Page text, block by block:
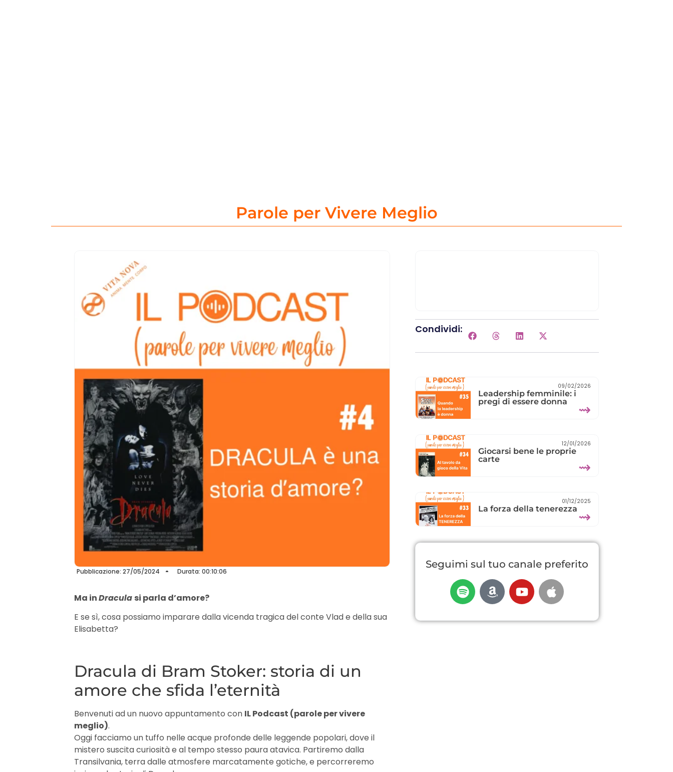
Parole per Vivere Meglio
Pubblicazione: 27/05/2024 Durata: 00:10:06
Ma inDracula si parla d’amore?
E se sì, cosa possiamo imparare dalla vicenda tragica del conte Vlad e della sua
Elisabetta?
Dracula di Bram Stoker: storia di un
amore che sfida l’eternità
Benvenuti ad un nuovo appuntamento con IL Podcast (parole per vivere
meglio).
Oggi facciamo un tuffo nelle acque profonde delle leggende popolari, dove il
mistero suscita curiosità e al tempo stesso paura atavica. Partiremo dalla
Transilvania, terra dalle atmosfere marcatamente gotiche, e percorreremo
Condividi:
09/02/2026
Leadership femminile: i
pregi di essere donna
⇝
12/01/2026
Giocarsi bene le proprie
carte
⇝
01/12/2025
La forza della tenerezza ⇝
Seguimi sul tuo canale preferito